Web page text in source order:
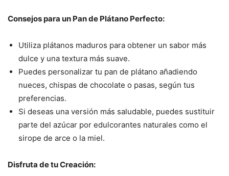
Consejos para un Pan de Plátano Perfecto:
Utiliza plátanos maduros para obtener un sabor más
dulce y una textura más suave.
Puedes personalizar tu pan de plátano añadiendo
nueces, chispas de chocolate o pasas, según tus
preferencias.
Si deseas una versión más saludable, puedes sustituir
parte del azúcar por edulcorantes naturales como el
sirope de arce o la miel.
Disfruta de tu Creación: